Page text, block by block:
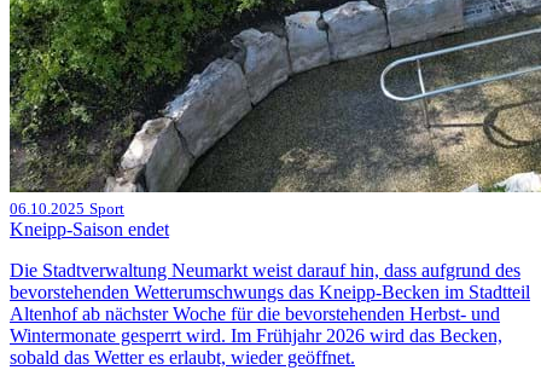
06.10.2025 Sport
Kneipp-Saison endet
Die Stadtverwaltung Neumarkt weist darauf hin, dass aufgrund des
bevorstehenden Wetterumschwungs das Kneipp-Becken im Stadtteil
Altenhof ab nächster Woche für die bevorstehenden Herbst- und
Wintermonate gesperrt wird. Im Frühjahr 2026 wird das Becken,
sobald das Wetter es erlaubt, wieder geöffnet.